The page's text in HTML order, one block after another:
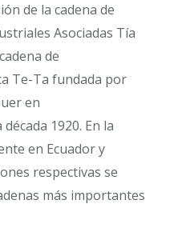
de la cadena de
Asociadas Tía
de
Te-Ta fundada por
en
1920. En la
en Ecuador y
respectivas se
más importantes